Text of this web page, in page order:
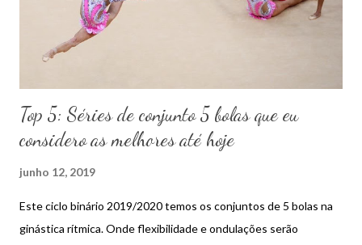
Top 5: Séries de conjunto 5 bolas que eu
considero as melhores até hoje
junho 12, 2019
Este ciclo binário 2019/2020 temos os conjuntos de 5 bolas na
ginástica rítmica. Onde flexibilidade e ondulações serão